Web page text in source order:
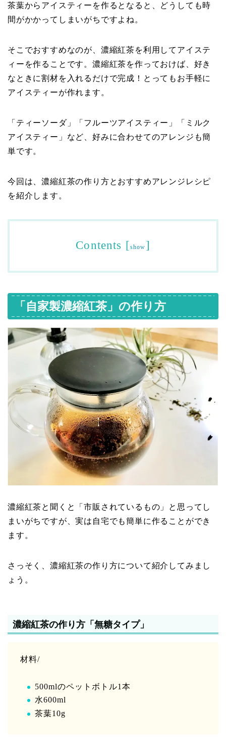
茶葉からアイスティーを作るとなると、どうしても時
間がかかってしまいがちですよね。
そこでおすすめなのが、濃縮紅茶を利用してアイステ
ィーを作ることです。濃縮紅茶を作っておけば、好き
なときに割材を入れるだけで完成！とってもお手軽に
アイスティーが作れます。
「ティーソーダ」「フルーツアイスティー」「ミルク
アイスティー」など、好みに合わせてのアレンジも簡
単です。
今回は、濃縮紅茶の作り方とおすすめアレンジレシピ
を紹介します。
Contents [show ]
「自家製濃縮紅茶」の作り方
濃縮紅茶と聞くと「市販されているもの」と思ってし
まいがちですが、実は自宅でも簡単に作ることができ
ます。
さっそく、濃縮紅茶の作り方について紹介してみまし
ょう。
濃縮紅茶の作り方「無糖タイプ」
材料/
500mlのペットボトル1本
水600ml
茶葉10g